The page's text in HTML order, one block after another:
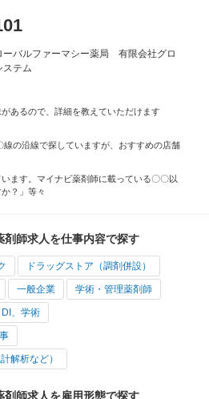
ーバルファーマシー薬局 有限会社グロ
ステム
があるので、詳細を教えていただけます
線の沿線で探していますが、おすすめの店舗
ます。マイナビ薬剤師に載っている〇〇以
？」等々
師求人を仕事内容で探す
ドラッグストア（調剤併設）
一般企業 学術・管理薬剤師
、学術
解析など）
師求人を雇用形態で探す